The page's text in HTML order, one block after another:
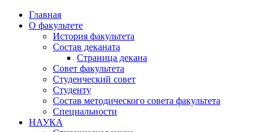
Главная
О факультете
История факультета
Состав деканата
Страница декана
Совет факультета
Студенческий совет
Студенту
Состав методического совета факультета
Специальности
НАУКА